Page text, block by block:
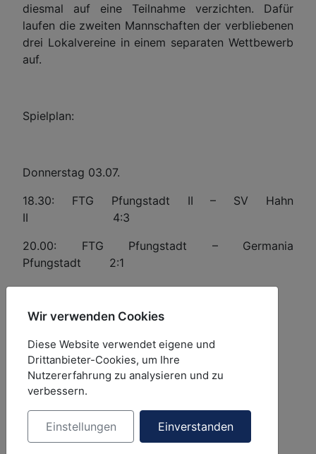
diesmal auf eine Teilnahme verzichten. Dafür
laufen die zweiten Mannschaften der verbliebenen
drei Lokalvereine in einem separaten Wettbewerb
auf.
Spielplan:
Donnerstag 03.07.
18.30: FTG Pfungstadt II – SV Hahn
II 4:3
20.00: FTG Pfungstadt – Germania
Pfungstadt 2:1
Freitag, 04.07.
18.30: SV Hahn II – Germania Pfungstadt II
4:2
20.00: SV Hahn – Germania Pfungstadt
8:0
Wir verwenden Cookies
Diese Website verwendet eigene und
Drittanbieter-Cookies, um Ihre
Nutzererfahrung zu analysieren und zu
verbessern.
Einstellungen Einverstanden